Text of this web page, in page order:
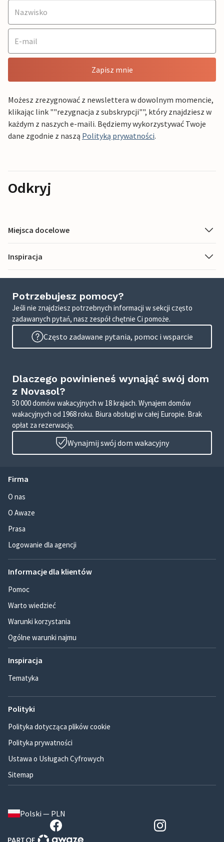
Zapisz mnie
Możesz zrezygnować z newslettera w dowolnym momencie,
klikając link ""rezygnacja z subskrypcji"", który znajdziesz w
każdym z naszych e-maili. Będziemy wykorzystywać Twoje
dane zgodnie z naszą Polityką prywatności.
Odkryj
Miejsca docelowe
Inspiracja
Potrzebujesz pomocy?
Jeśli nie znajdziesz potrzebnych informacji w sekcji często
zadawanych pytań, nasz zespół chętnie Ci pomoże.
Często zadawane pytania, pomoc i wsparcie
Dlaczego powinieneś wynająć swój dom
z Novasol?
50 000 domów wakacyjnych w 18 krajach. Wynajem domów
wakacyjnych od 1968 roku. Biura obsługi w całej Europie. Brak
opłat za rezerwację.
Wynajmij swój dom wakacyjny
Firma
O nas
O Awaze
Prasa
Logowanie dla agencji
Informacje dla klientów
Pomoc
Warto wiedzieć
Warunki korzystania
Ogólne warunki najmu
Inspiracja
Tematyka
Polityki
Polityka dotycząca plików cookie
Polityka prywatności
Ustawa o Usługach Cyfrowych
Sitemap
Polski — PLN